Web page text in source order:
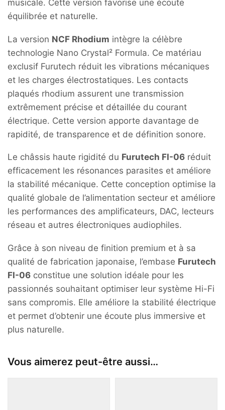
musicale. Cette version favorise une écoute
équilibrée et naturelle.
La version NCF Rhodium intègre la célèbre
technologie Nano Crystal² Formula. Ce matériau
exclusif Furutech réduit les vibrations mécaniques
et les charges électrostatiques. Les contacts
plaqués rhodium assurent une transmission
extrêmement précise et détaillée du courant
électrique. Cette version apporte davantage de
rapidité, de transparence et de définition sonore.
Le châssis haute rigidité du Furutech FI-06 réduit
efficacement les résonances parasites et améliore
la stabilité mécanique. Cette conception optimise la
qualité globale de l’alimentation secteur et améliore
les performances des amplificateurs, DAC, lecteurs
réseau et autres électroniques audiophiles.
Grâce à son niveau de finition premium et à sa
qualité de fabrication japonaise, l’embase Furutech
FI-06 constitue une solution idéale pour les
passionnés souhaitant optimiser leur système Hi-Fi
sans compromis. Elle améliore la stabilité électrique
et permet d’obtenir une écoute plus immersive et
plus naturelle.
Vous aimerez peut-être aussi…